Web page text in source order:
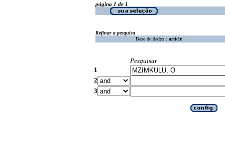
página 1 de 1
Refinar a pesquisa
Base de dados : article
Pesquisar
1
2
3